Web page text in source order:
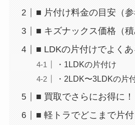
■ 片付け料金の目安（参
■ キズナックス価格（積
■ LDKの片付けでよく
・1LDKの片付け
・2LDK〜3LDKの片
■ 買取でさらにお得に！
■ 軽トラでどこまで片付